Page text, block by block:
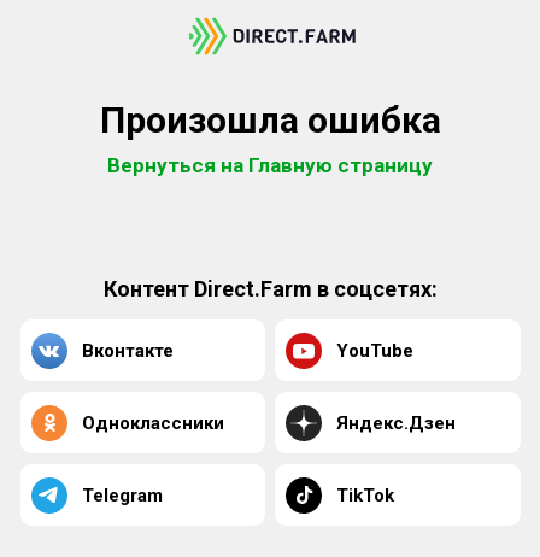
Произошла ошибка
Вернуться на Главную страницу
Контент Direct.Farm в соцсетях:
Вконтакте YouTube
Одноклассники Яндекс.Дзен
Telegram TikTok